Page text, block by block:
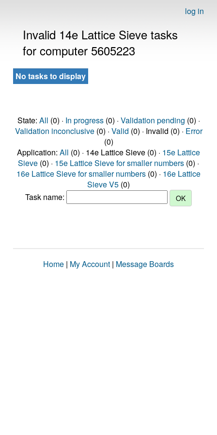
log in
Invalid 14e Lattice Sieve tasks
for computer 5605223
No tasks to display
State: All (0) · In progress(0) · Validation pending (0) ·
Validation inconclusive(0) · Valid (0) · Invalid (0) · Error
(0)
Application: All (0) · 14e Lattice Sieve (0) · 15e Lattice
Sieve (0) · 15e Lattice Sieve for smaller numbers (0) ·
16e Lattice Sieve for smaller numbers (0) · 16e Lattice
Sieve V5 (0)
Task name:
Home | My Account | Message Boards